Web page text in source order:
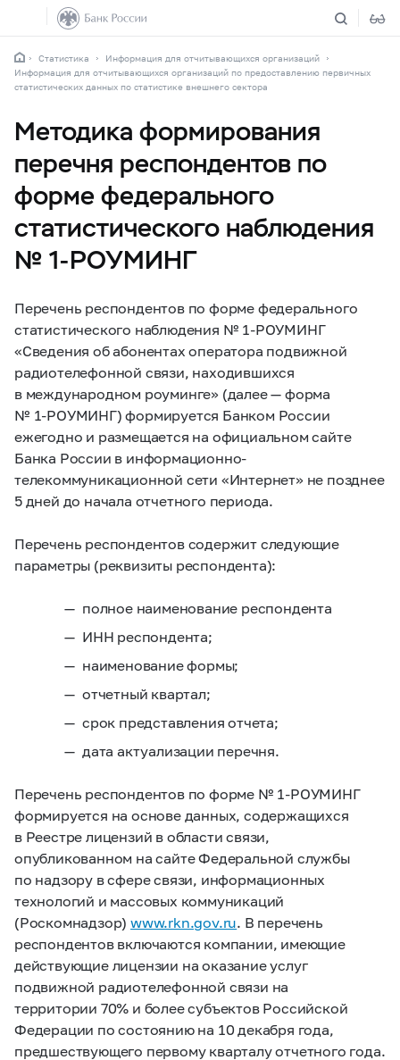
Статистика
Информация для отчитывающихся организаций
Информация для отчитывающихся организаций по предоставлению первичных
статистических данных по статистике внешнего сектора
Методика формирования
перечня респондентов по
форме федерального
статистического наблюдения
№ 1-РОУМИНГ
Перечень респондентов по форме федерального
статистического наблюдения № 1-РОУМИНГ
«Сведения об абонентах оператора подвижной
радиотелефонной связи, находившихся
в международном роуминге» (далее — форма
№ 1-РОУМИНГ) формируется Банком России
ежегодно и размещается на официальном сайте
Банка России в информационно-
телекоммуникационной сети «Интернет» не позднее
5 дней до начала отчетного периода.
Перечень респондентов содержит следующие
параметры (реквизиты респондента):
полное наименование респондента
ИНН респондента;
наименование формы;
отчетный квартал;
срок представления отчета;
дата актуализации перечня.
Перечень респондентов по форме № 1-РОУМИНГ
формируется на основе данных, содержащихся
в Реестре лицензий в области связи,
опубликованном на сайте Федеральной службы
по надзору в сфере связи, информационных
технологий и массовых коммуникаций
(Роскомнадзор)www.rkn.gov.ru. В перечень
респондентов включаются компании, имеющие
действующие лицензии на оказание услуг
подвижной радиотелефонной связи на
территории 70% и более субъектов Российской
Федерации по состоянию на 10 декабря года,
предшествующего первому кварталу отчетного года.